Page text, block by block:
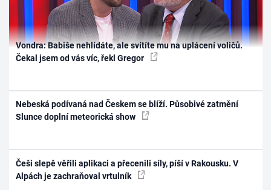
Vondra: Babiše nehlídáte, ale svítíte mu na uplácení voličů.
Čekal jsem od vás víc, řekl Gregor
Nebeská podívaná nad Českem se blíží. Působivé zatmění
Slunce doplní meteorická show
Češi slepě věřili aplikaci a přecenili síly, píší v Rakousku. V
Alpách je zachraňoval vrtulník